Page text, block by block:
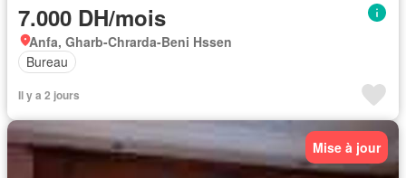
7.000 DH/mois
Anfa, Gharb-Chrarda-Beni Hssen
Bureau
Il y a 2 jours
Mise à jour